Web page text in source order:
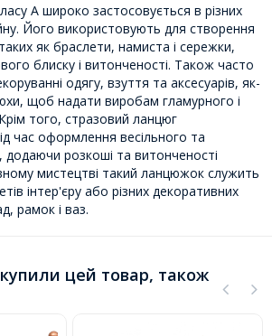
А широко застосовується в різних
Його використовують для створення
як браслети, намиста і сережки,
блиску і витонченості. Також часто
одягу, взуття та аксесуарів, як-
щоб надати виробам гламурного і
того, стразовий ланцюг
час оформлення весільного та
додаючи розкоші та витонченості
мистецтві такий ланцюжок служить
інтер'єру або різних декоративних
рамок і ваз.
купили цей товар, також